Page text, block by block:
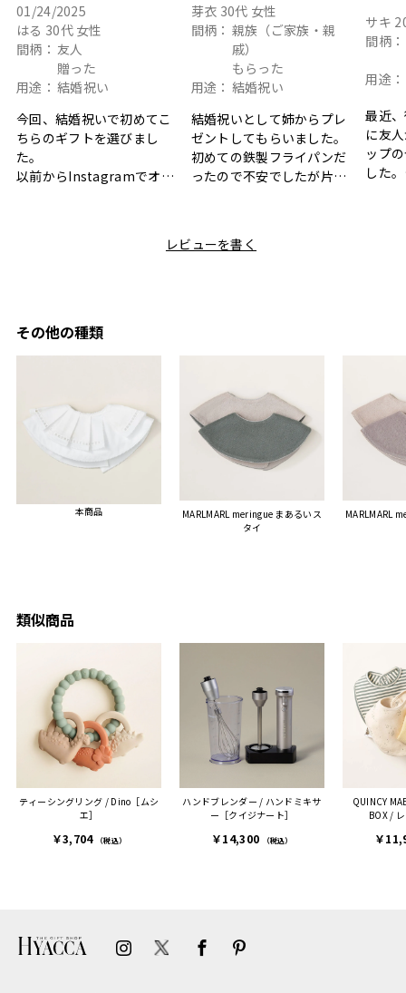
01/24/2025
はる 30代 女性
間柄： 友人
贈った
用途： 結婚祝い
今回、結婚祝いで初めてこ
ちらのギフトを選びまし
た。
以前からInstagramでオシ
と大好きなカレーのセット
ちらも大変気に入ったと写
人にもお勧めしたいと感じ
ました。
また、こちら不注意でメー
困った際にも、迅速に回答
ければと思います。
芽衣 30代 女性
間柄： 親族（ご家族・親
戚）
もらった
用途： 結婚祝い
結婚祝いとして姉からプレ
ゼントしてもらいました。
初めての鉄製フライパンだ
ったので不安でしたが片手
利です。洗い物も減って一
サキ
間柄：
用途：
最近
に友
ップ
した。
レビューを書く
その他の種類
本商品
MARLMARL meringue まあるいス
タイ
MARLMARL
類似商品
ティーシングリング / Dino［ムシ
エ］
￥3,704 （税込）
ハンドブレンダー / ハンドミキサ
ー［クイジナート］
￥14,300 （税込）
QUINCY
BOX /
￥